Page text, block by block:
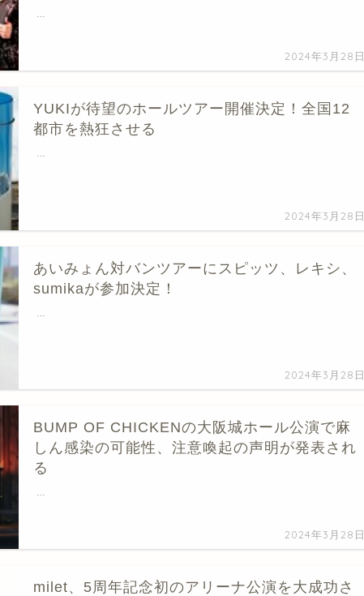
2024年3月28日
YUKIが待望のホールツアー開催決定！全国12
都市を熱狂させる
2024年3月28日
あいみょん対バンツアーにスピッツ、レキシ、
sumikaが参加決定！
2024年3月28日
BUMP OF CHICKENの大阪城ホール公演で麻
しん感染の可能性、注意喚起の声明が発表され
る
2024年3月28日
milet、5周年記念初のアリーナ公演を大成功さ